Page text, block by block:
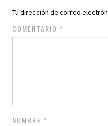
Tu dirección de correo
COMENTARIO *
NOMBRE *